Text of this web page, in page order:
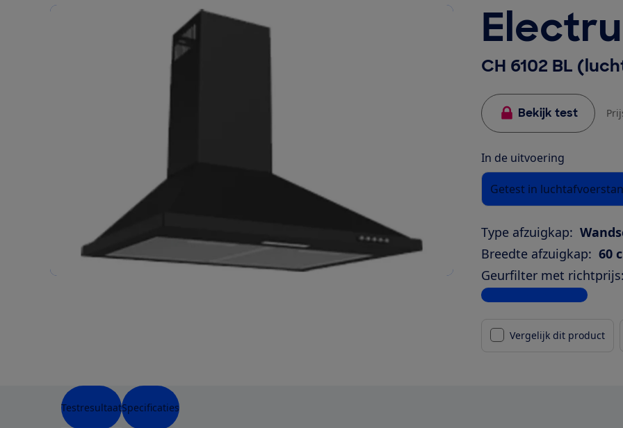
CH 6102 BL
Bekijk test
In de uitvoering
Getest in
Type afzuigkap:
Breedte afzuigkap: 60
Geurfilter met
Bekijk alle specificaties
Vergelijk dit product
TestresultaatSpecificaties